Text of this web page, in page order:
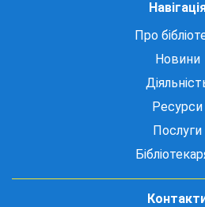
Про
Новини
Ресурси
Послуги